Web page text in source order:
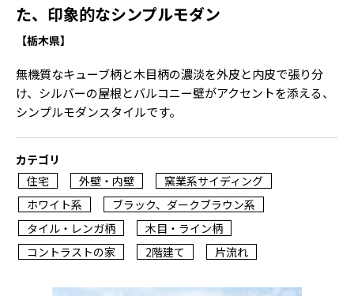
た、印象的なシンプルモダン
【栃木県】
無機質なキューブ柄と木目柄の濃淡を外皮と内皮で張り分
け、シルバーの屋根とバルコニー壁がアクセントを添える、
シンプルモダンスタイルです。
カテゴリ
住宅
外壁・内壁
窯業系サイディング
ホワイト系
ブラック、ダークブラウン系
タイル・レンガ柄
木目・ライン柄
コントラストの家
2階建て 片流れ